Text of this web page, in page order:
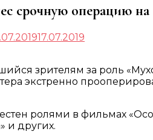
срочную операцию на
17.07.2019
зрителям за роль
экстренно
ролями в фильмах
и других.